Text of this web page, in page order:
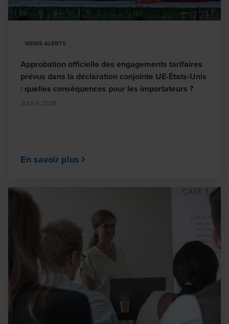
NEWS ALERTS
Approbation officielle des engagements tarifaires
prévus dans la déclaration conjointe UE-États-Unis
: quelles conséquences pour les importateurs ?
JULY 9, 2026
En savoir plus